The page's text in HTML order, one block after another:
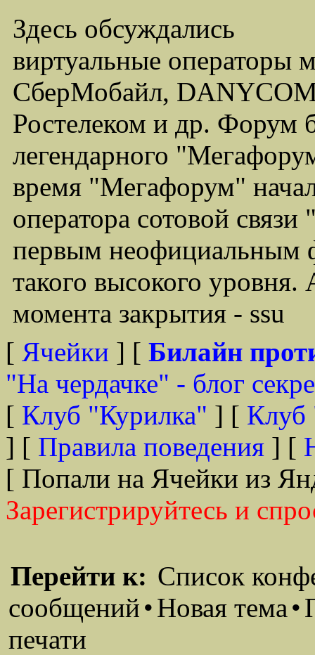
Здесь обсуждались
виртуальные операторы
СберМобайл,
Ростелеком и др. Форум
легендарного
время "Мегафорум"
оператора сотовой
первым неофициальным
такого высокого
момента закрытия - ssu
[ Ячейки ] [ Билайн
"На чердачке" - блог
[ Клуб "Курилка" ] [ Клуб
] [ Правила поведения ] [
[ Попали на Ячейки из
Зарегистрируйтесь и
Перейти к: Список
сообщений•Новая тема•
печати